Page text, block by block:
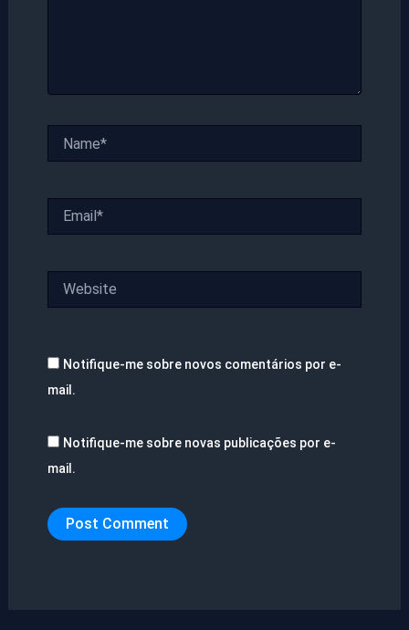
Notifique-me sobre novos comentários por e-
mail.
Notifique-me sobre novas publicações por e-
mail.